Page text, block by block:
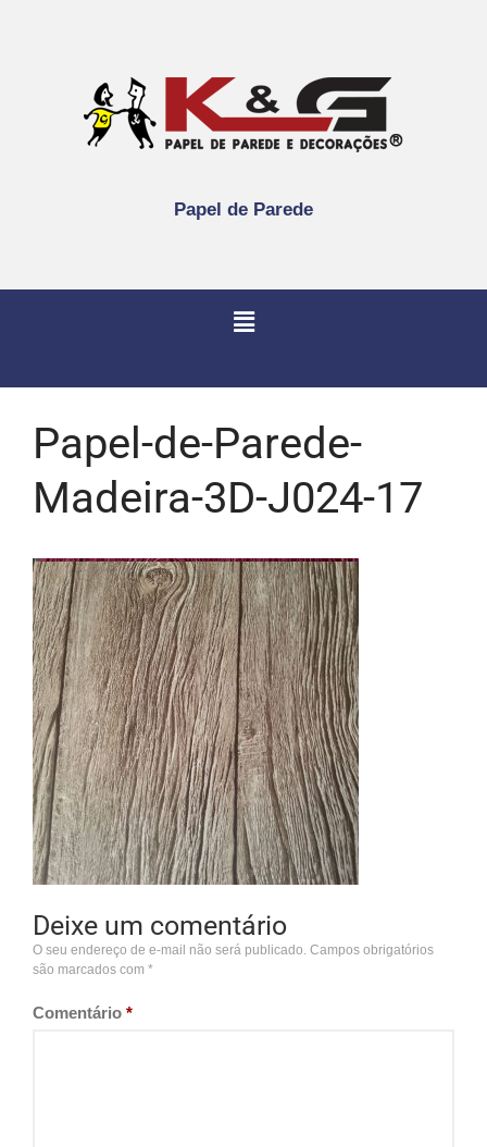
Papel de Parede
Papel-de-Parede-
Madeira-3D-J024-17
Deixe um comentário
O seu endereço de e-mail não será publicado. Campos obrigatórios
são marcados com *
Comentário *